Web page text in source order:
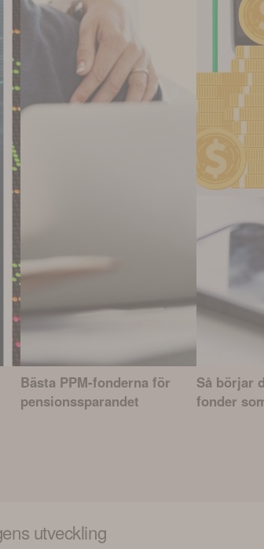
Bästa PPM-fonderna för
pensionssparandet
Så börjar
fonder
utveckling